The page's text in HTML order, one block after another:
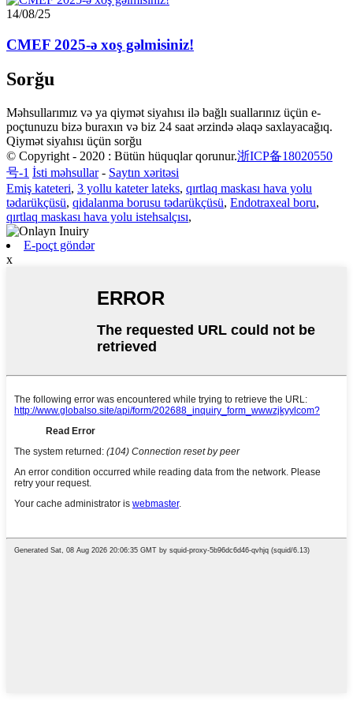
14/08/25
CMEF 2025-ə xoş gəlmisiniz!
Sorğu
Məhsullarımız və ya qiymət siyahısı ilə bağlı suallarınız üçün e-
poçtunuzu bizə buraxın və biz 24 saat ərzində əlaqə saxlayacağıq.
Qiymət siyahısı üçün sorğu
© Copyright - 2020 : Bütün hüquqlar qorunur.浙ICP备18020550
号-1 İsti məhsullar- Saytın xəritəsi
Emiş kateteri, 3 yollu kateter lateks, qırtlaq maskası hava yolu
tədarükçüsü, qidalanma borusu tədarükçüsü, Endotraxeal boru,
qırtlaq maskası hava yolu istehsalçısı,
E-poçt göndər
x